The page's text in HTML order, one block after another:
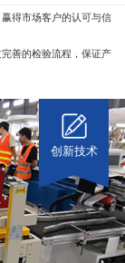
得市场客户的认可与信
善的检验流程，保证产
创新技术